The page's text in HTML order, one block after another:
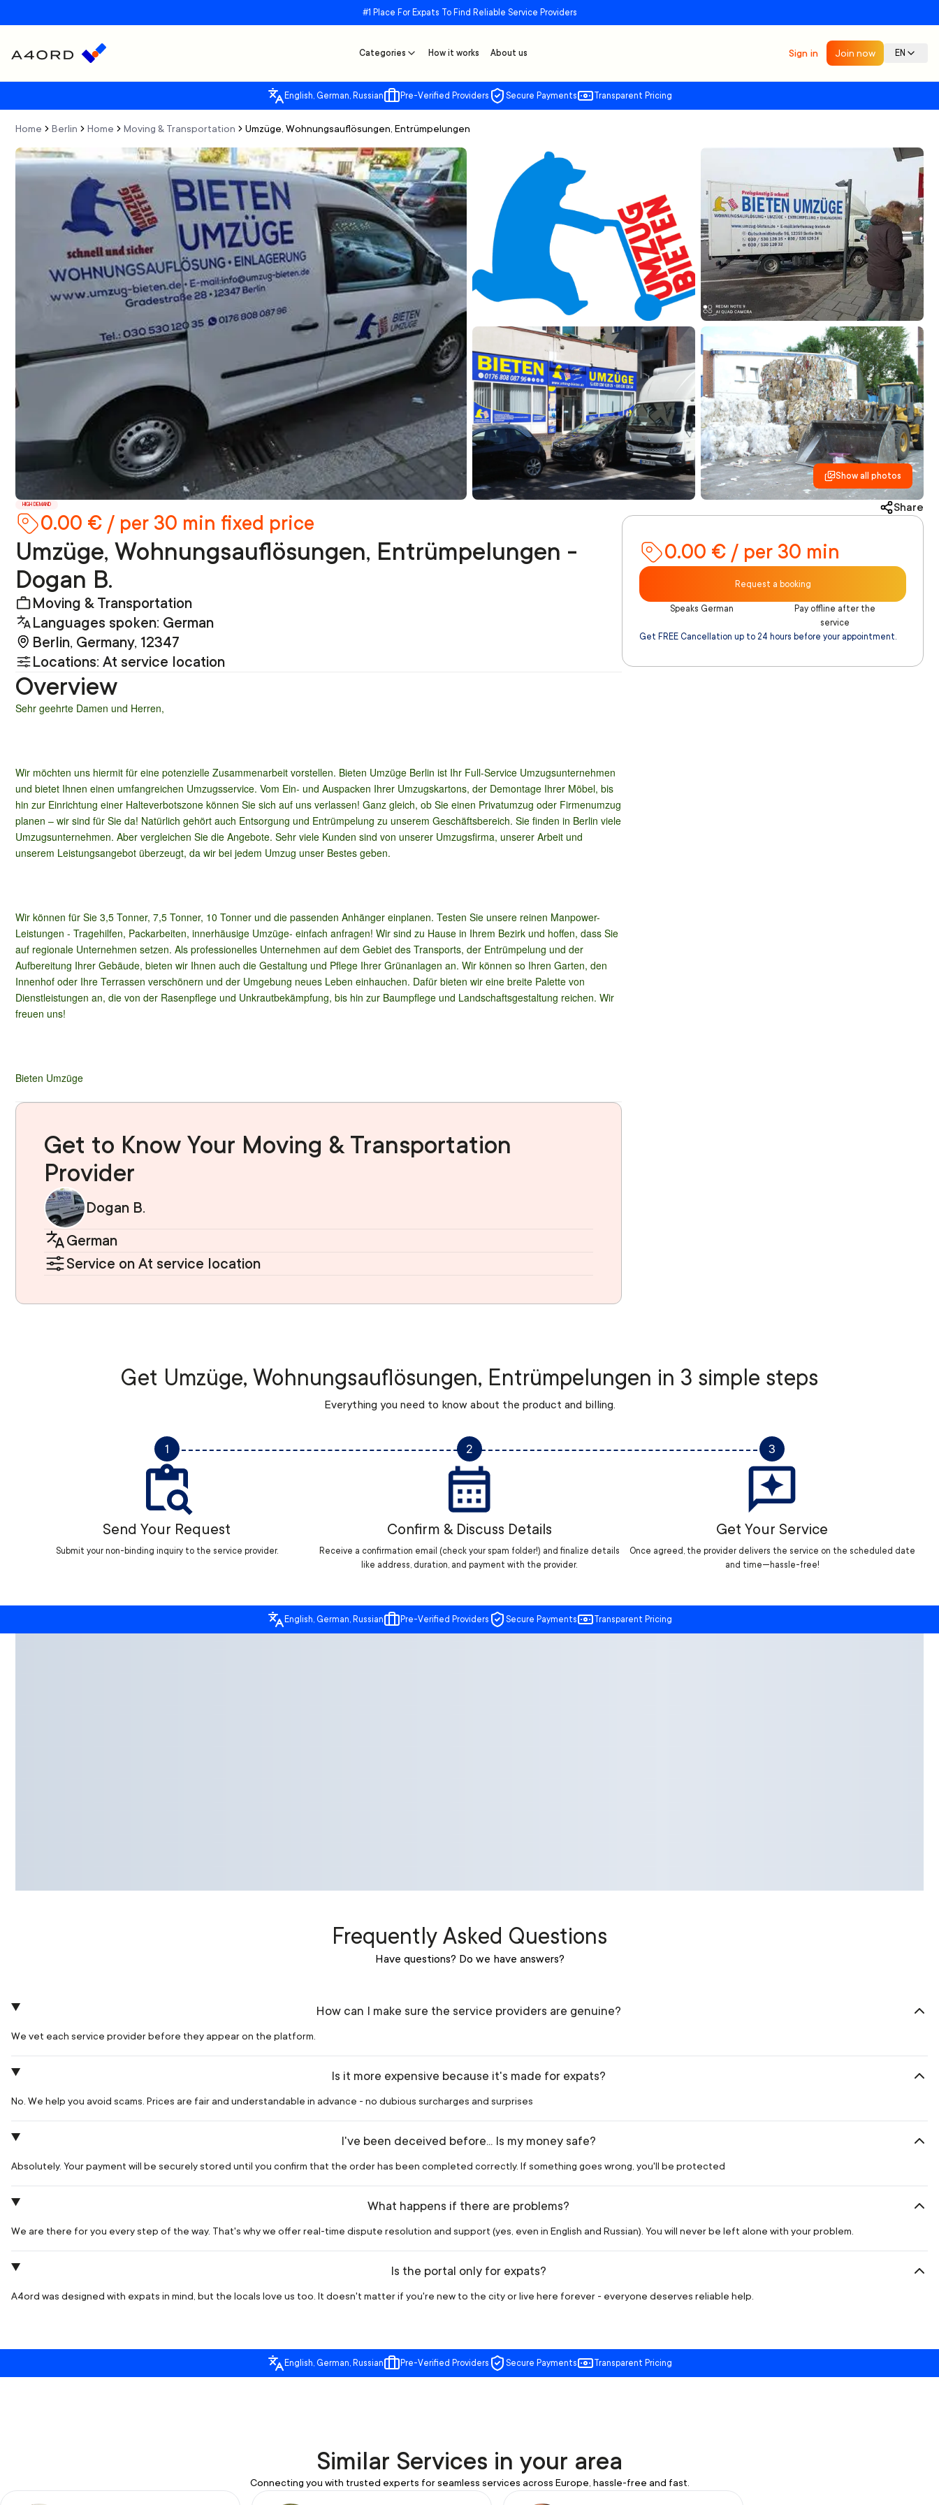
#1 Place For Expats To Find Reliable Service Providers
Categories How it works About us Sign in Join now EN
English, German, Russian Pre-Verified Providers Secure Payments Transparent Pricing
Home Berlin Home Moving & Transportation Umzüge, Wohnungsauflösungen, Entrümpelungen
Show all photos
HIGH DEMAND
0.00 € / per 30 min fixed price
Umzüge, Wohnungsauflösungen, Entrümpelungen -
Dogan B.
Moving & Transportation
Languages spoken: German
Berlin, Germany, 12347
Locations: At service location
Overview
Sehr geehrte Damen und Herren,
Wir möchten uns hiermit für eine potenzielle Zusammenarbeit vorstellen. Bieten Umzüge Berlin ist Ihr Full-Service Umzugsunternehmen
und bietet Ihnen einen umfangreichen Umzugsservice. Vom Ein- und Auspacken Ihrer Umzugskartons, der Demontage Ihrer Möbel, bis
hin zur Einrichtung einer Halteverbotszone können Sie sich auf uns verlassen! Ganz gleich, ob Sie einen Privatumzug oder Firmenumzug
planen – wir sind für Sie da! Natürlich gehört auch Entsorgung und Entrümpelung zu unserem Geschäftsbereich. Sie finden in Berlin viele
Umzugsunternehmen. Aber vergleichen Sie die Angebote. Sehr viele Kunden sind von unserer Umzugsfirma, unserer Arbeit und
unserem Leistungsangebot überzeugt, da wir bei jedem Umzug unser Bestes geben.
Wir können für Sie 3,5 Tonner, 7,5 Tonner, 10 Tonner und die passenden Anhänger einplanen. Testen Sie unsere reinen Manpower-
Leistungen - Tragehilfen, Packarbeiten, innerhäusige Umzüge- einfach anfragen! Wir sind zu Hause in Ihrem Bezirk und hoffen, dass Sie
auf regionale Unternehmen setzen. Als professionelles Unternehmen auf dem Gebiet des Transports, der Entrümpelung und der
Aufbereitung Ihrer Gebäude, bieten wir Ihnen auch die Gestaltung und Pflege Ihrer Grünanlagen an. Wir können so Ihren Garten, den
Innenhof oder Ihre Terrassen verschönern und der Umgebung neues Leben einhauchen. Dafür bieten wir eine breite Palette von
Dienstleistungen an, die von der Rasenpflege und Unkrautbekämpfung, bis hin zur Baumpflege und Landschaftsgestaltung reichen. Wir
freuen uns!
Bieten Umzüge
Get to Know Your Moving & Transportation
Provider
Dogan B.
German
Service on At service location
Share
0.00 € / per 30 min
Request a booking
Speaks German
Pay offline after the
service
Get FREE Cancellation up to 24 hours before your appointment.
Get Umzüge, Wohnungsauflösungen, Entrümpelungen in 3 simple steps
Everything you need to know about the product and billing.
1
Send Your Request
Submit your non-binding inquiry to the service provider.
2
Confirm & Discuss Details
Receive a confirmation email (check your spam folder!) and finalize details
like address, duration, and payment with the provider.
3
Get Your Service
Once agreed, the provider delivers the service on the scheduled date
and time—hassle-free!
English, German, Russian Pre-Verified Providers Secure Payments Transparent Pricing
Frequently Asked Questions
Have questions? Do we have answers?
How can I make sure the service providers are genuine?
We vet each service provider before they appear on the platform.
Is it more expensive because it's made for expats?
No. We help you avoid scams. Prices are fair and understandable in advance - no dubious surcharges and surprises
I've been deceived before... Is my money safe?
Absolutely. Your payment will be securely stored until you confirm that the order has been completed correctly. If something goes wrong, you'll be protected
What happens if there are problems?
We are there for you every step of the way. That's why we offer real-time dispute resolution and support (yes, even in English and Russian). You will never be left alone with your problem.
Is the portal only for expats?
A4ord was designed with expats in mind, but the locals love us too. It doesn't matter if you're new to the city or live here forever - everyone deserves reliable help.
English, German, Russian Pre-Verified Providers Secure Payments Transparent Pricing
Similar Services in your area
Connecting you with trusted experts for seamless services across Europe, hassle-free and fast.